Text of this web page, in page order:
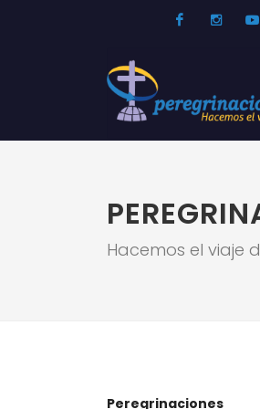
Facebook
Hacemos el viaje
Peregrinaciones